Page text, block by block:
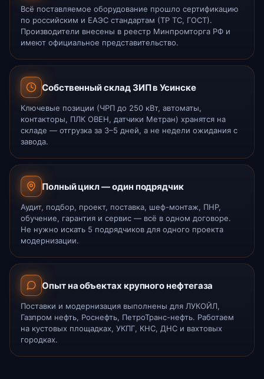
Всё поставляемое оборудование прошло сертификацию
по российским и ЕАЭС стандартам (ТР ТС, ГОСТ).
Производители внесены в реестр Минпромторга РФ и
имеют официальное представительство.
Собственный склад ЗИП в Усинске
Ключевые позиции (ЧРП до 250 кВт, автоматы,
контакторы, ПЛК ОВЕН, датчики Метран) хранятся на
складе — отгрузка за 3–5 дней, а не недели ожидания с
завода.
Полный цикл — один подрядчик
Аудит, подбор, проект, поставка, шеф-монтаж, ПНР,
обучение, гарантия и сервис — всё в одном договоре.
Не нужно искать 5 подрядчиков для одного проекта
модернизации.
Опыт на объектах крупного нефтегаза
Поставки и модернизация выполнены для ЛУКОЙЛ,
Газпром нефть, Роснефть, ПетроТранс-нефть. Работаем
на кустовых площадках, УКПГ, КНС, ДНС и вахтовых
городках.